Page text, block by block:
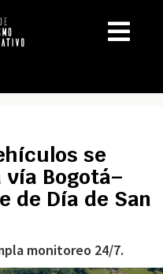
se
Bogotá–
de Día de San
monitoreo 24/7.